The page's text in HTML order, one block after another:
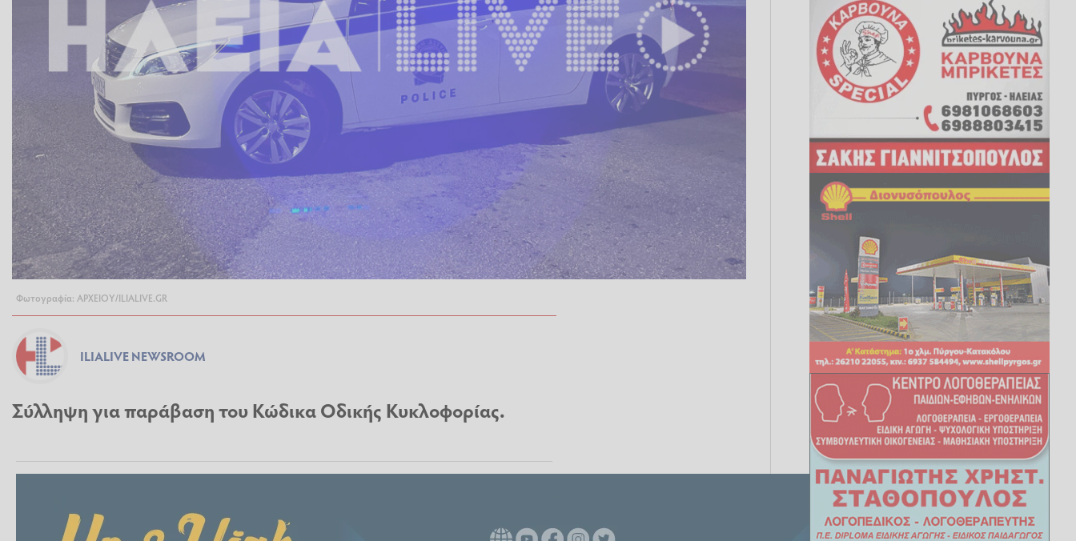
Φωτογραφία: ΑΡΧΕΙΟΥ/ILIALIVE.GR
ILIALIVE NEWSROOM
Σύλληψη για παράβαση του Κώδικα Οδικής Κυκλοφορίας.